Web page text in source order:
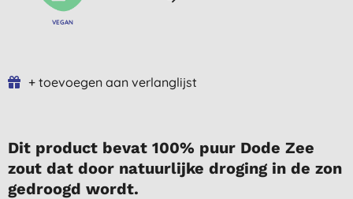
VEGAN
+ toevoegen aan verlanglijst
Dit product bevat 100% puur Dode Zee
zout dat door natuurlijke droging in de zon
gedroogd wordt.